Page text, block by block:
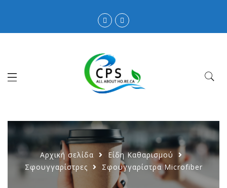
Αρχική σελίδα
Είδη Καθαρισμού
Σφουγγαρίστρες
Σφουγγαρίστρα Microfiber